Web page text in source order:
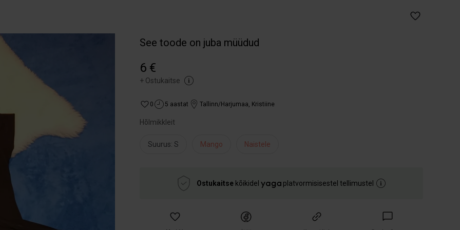
See toode on juba müüdud
6 €
+ Ostukaitse
0 5 aastat Tallinn/Harjumaa, Kristiine
Hõlmikkleit
Suurus: S Mango Naistele
Ostukaitse kõikidel platvormisisestel tellimustel